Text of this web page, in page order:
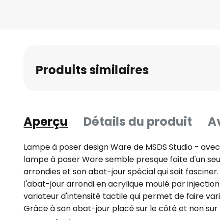
Produits similaires
Aperçu Détails du produit
Lampe à poser design Ware de MSDS Studio -
lampe à poser Ware semble presque faite d'un
arrondies et son abat-jour spécial qui sait
l'abat-jour arrondi en acrylique moulé par
variateur d'intensité tactile qui permet de faire
Grâce à son abat-jour placé sur le côté et non sur